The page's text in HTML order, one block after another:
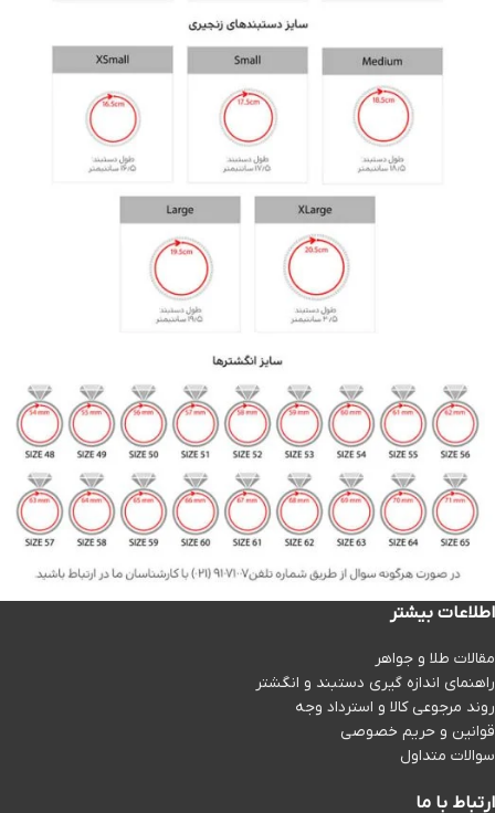
اطلاعات بیشتر
مقالات طلا و جواهر
راهنمای اندازه گیری دستبند و انگشتر
روند مرجوعی کالا و استرداد وجه
قوانین و حریم خصوصی
سوالات متداول
ارتباط با ما